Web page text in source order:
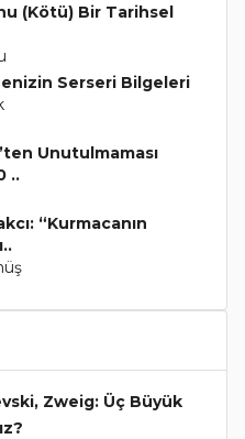
(Kötü) Bir Tarihsel
Serseri Bilgeleri
Unutulmaması
..
“Kurmacanın
Zweig: Üç Büyük